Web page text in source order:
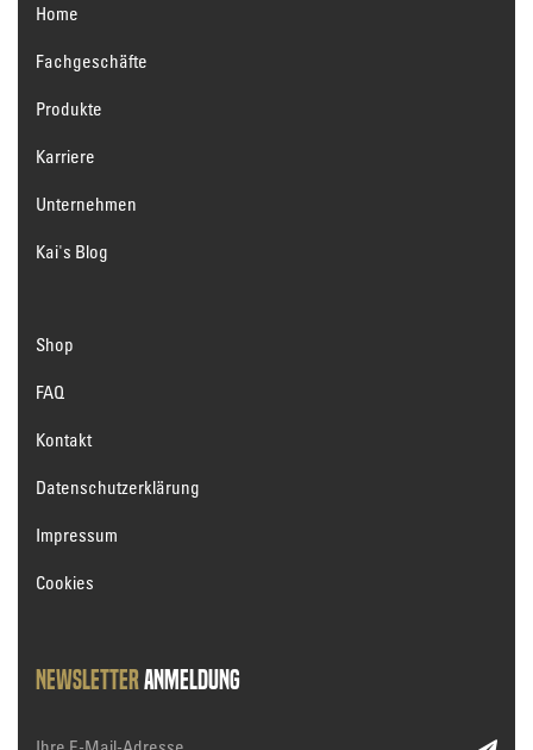
Home
Fachgeschäfte
Produkte
Karriere
Unternehmen
Kai's Blog
Shop
FAQ
Kontakt
Datenschutzerklärung
Impressum
Cookies
NewsletterAnmeldung